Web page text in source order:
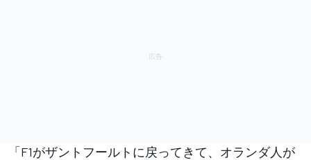
「F1がザントフールトに戻ってきて、オランダ人が